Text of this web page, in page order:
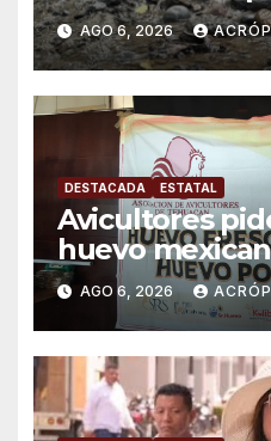
convierte en
AGO 6, 2026
DESTACADA ESTATAL
Avicultores
huevo
importaciones
AGO 6, 2026